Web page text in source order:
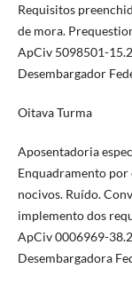
Requisitos
de mora.
ApCiv 5098501-
Desembargador
Oitava Turma
Aposentadoria
Enquadramento por
nocivos. Ruído.
implemento dos
ApCiv 0006969-
Desembargadora